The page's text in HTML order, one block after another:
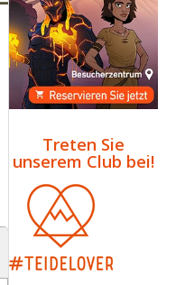
Treten Sie
unserem Club bei!